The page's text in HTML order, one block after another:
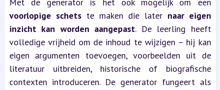
voorlopige schets te maken die later naar eigen
inzicht kan worden aangepast. De leerling heeft
volledige vrijheid om de inhoud te wijzigen – hij kan
eigen argumenten toevoegen, voorbeelden uit de
literatuur uitbreiden, historische of biografische
contexten introduceren. De generator fungeert als